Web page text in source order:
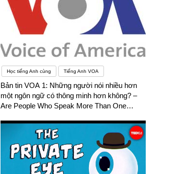
Học tiếng Anh cùng Tiếng Anh VOA
Bản tin VOA 1: Những người nói nhiều hơn
một ngôn ngữ có thông minh hơn không? –
Are People Who Speak More Than One